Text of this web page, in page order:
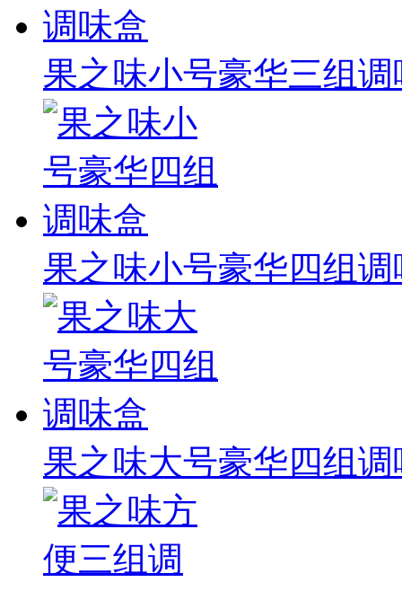
果之味小号豪华三组调
果之味小号豪华四组调
果之味大号豪华四组调